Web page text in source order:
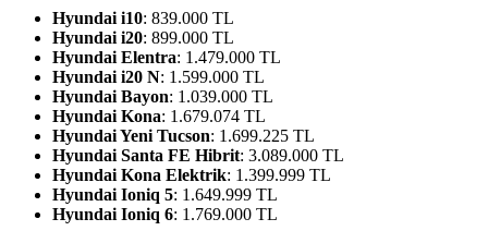
Hyundai i10: 839.000 TL
Hyundai i20: 899.000 TL
Hyundai Elentra: 1.479.000 TL
Hyundai i20 N: 1.599.000 TL
Hyundai Bayon: 1.039.000 TL
Hyundai Kona: 1.679.074 TL
Hyundai Yeni Tucson: 1.699.225 TL
Hyundai Santa FE Hibrit: 3.089.000 TL
Hyundai Kona Elektrik: 1.399.999 TL
Hyundai Ioniq 5: 1.649.999 TL
Hyundai Ioniq 6: 1.769.000 TL